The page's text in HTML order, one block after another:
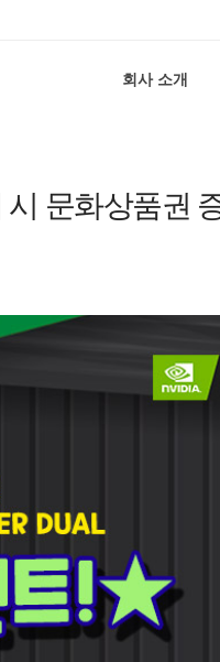
회사 소개
시 문화상품권